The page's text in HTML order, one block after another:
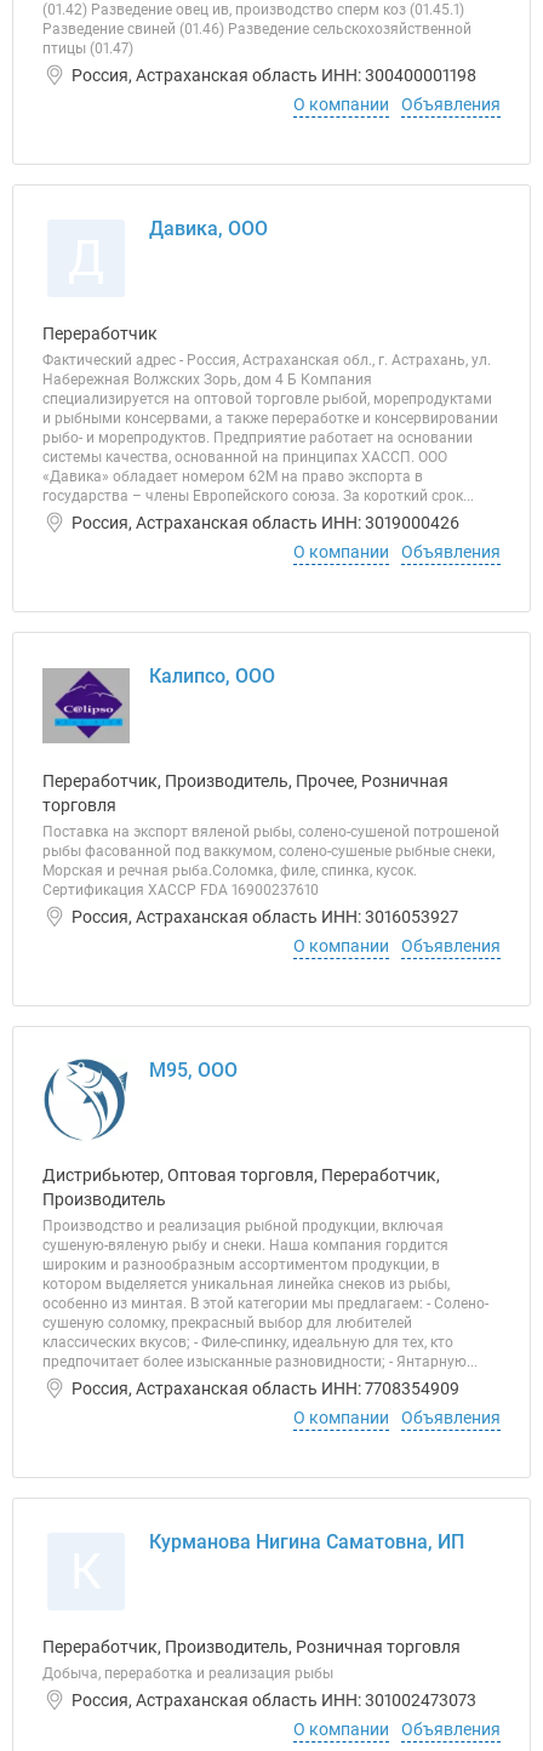
(01.42) Разведение овец ив, производство сперм коз (01.45.1)
Разведение свиней (01.46) Разведение сельскохозяйственной
птицы (01.47)
Россия, Астраханская область ИНН: 300400001198
О компании
Объявления
Давика, ООО
Переработчик
Фактический адрес - Россия, Астраханская обл., г. Астрахань, ул.
Набережная Волжских Зорь, дом 4 Б Компания
специализируется на оптовой торговле рыбой, морепродуктами
и рыбными консервами, а также переработке и консервировании
рыбо- и морепродуктов. Предприятие работает на основании
системы качества, основанной на принципах ХАССП. ООО
«Давика» обладает номером 62М на право экспорта в
государства – члены Европейского союза. За короткий срок...
Россия, Астраханская область ИНН: 3019000426
О компании
Объявления
Калипсо, ООО
Переработчик, Производитель, Прочее, Розничная
торговля
Поставка на экспорт вяленой рыбы, солено-сушеной потрошеной
рыбы фасованной под ваккумом, солено-сушеные рыбные снеки,
Морская и речная рыба.Соломка, филе, спинка, кусок.
Сертификация XACCP FDA 16900237610
Россия, Астраханская область ИНН: 3016053927
О компании
Объявления
М95, ООО
Дистрибьютер, Оптовая торговля, Переработчик,
Производитель
Производство и реализация рыбной продукции, включая
сушеную-вяленую рыбу и снеки. Наша компания гордится
широким и разнообразным ассортиментом продукции, в
котором выделяется уникальная линейка снеков из рыбы,
особенно из минтая. В этой категории мы предлагаем: - Солено-
сушеную соломку, прекрасный выбор для любителей
классических вкусов; - Филе-спинку, идеальную для тех, кто
предпочитает более изысканные разновидности; - Янтарную...
Россия, Астраханская область ИНН: 7708354909
О компании
Объявления
Курманова Нигина Саматовна, ИП
Переработчик, Производитель, Розничная торговля
Добыча, переработка и реализация рыбы
Россия, Астраханская область ИНН: 301002473073
О компании
Объявления